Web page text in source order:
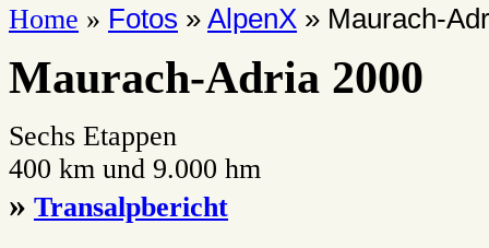
Home » Fotos » AlpenX » Maurach-
Maurach-Adria 2000
Sechs Etappen
400 km und 9.000 hm
» Transalpbericht